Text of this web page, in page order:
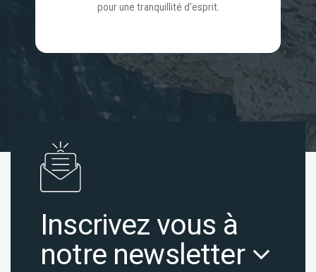
pour une tranquillité d'esprit.
Inscrivez vous à
notre newsletter